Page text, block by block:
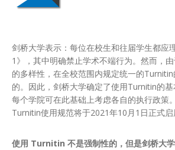
剑桥大学表示：每位在校生和往届学生都应
1》，其中明确禁止学术不端行为。然而，
的多样性，在全校范围内规定统一的
的。因此，剑桥大学确定了使用Turnitin的
每个学院可在此基础上考虑各自的执行政策
Turnitin使用规范将于2021年10月1日正式启
使用 Turnitin 不是强制性的，但是剑桥大